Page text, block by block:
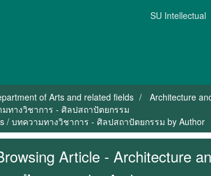
SU Intellectual
of Arts and related fields
Architecture
มทางวิชาการ - ศิลปสถาปัตยกรรม
/ บทความทางวิชาการ - ศิลปสถาปัตยกรรม by Author
Article - Architecture